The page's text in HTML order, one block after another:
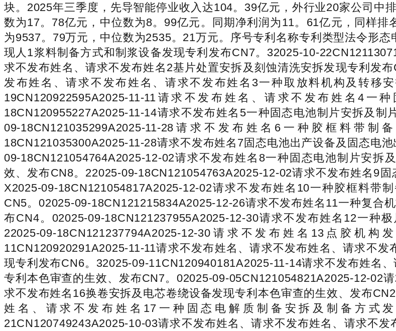
块。2025年三季度，先导智能停业收入达104。39亿元，外行业20家公司中
数为17。78亿元，中位数为8。99亿元。同期净利润为11。61亿元，同样
为9537。79万元，中位数为2535。21万元。序号专利名称专利类型法令形
现人1浆料制备方式和制浆设备发现专利发布CN7。32025-10-
求不发布姓名、请求不发布姓名2基片处置安拆及刻蚀清洗安拆发现专利发
发布姓名、请求不发布姓名、请求不发布姓名3一种取放料机构及转移
19CN120922595A2025-11-11请求不发布姓名、请求不发布姓名4一
18CN120955227A2025-11-14请求不发布姓名5一种固态电池制片安拆及
09-18CN121035299A2025-11-28请求不发布姓名6一种胶框料带
18CN121035300A2025-11-28请求不发布姓名7固态电池出产设备及固态电
09-18CN121054764A2025-12-02请求不发布姓名8一种固态电池制片安拆
效、发布CN8。22025-09-18CN121054763A2025-12-02请求不发布姓名9
X2025-09-18CN121054817A2025-12-02请求不发布姓名10一种胶框料带
CN5。02025-09-18CN121215834A2025-12-26请求不发布姓名11一种复合
布CN4。02025-09-18CN121237955A2025-12-30请求不发布姓名12一种
22025-09-18CN121237794A2025-12-30请求不发布姓名13点胶机
11CN120920291A2025-11-11请求不发布姓名、请求不发布姓名、请求不
现专利发布CN6。32025-09-11CN120940181A2025-11-14请求不发布姓名
专利本色审查的生效、发布CN7。02025-09-05CN121054821A2025-12-02
求不发布姓名16换卷安拆及电芯卷绕设备发现专利本色审查的生效、发布
姓名、请求不发布姓名17一种固态电解质制备安拆及制备方式
21CN120749243A2025-10-03请求不发布姓名、请求不发布姓名、请求不